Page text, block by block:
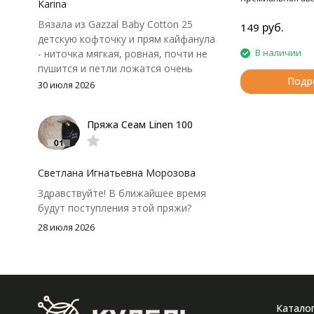
сырья первого
149 руб.
В наличии
Karina
Вязала из Gazzal Baby Cotton 25
детскую кофточку и прям кайфанула
- ниточка мягкая, ровная, почти не
пушится и петли ложатся очень
аккуратно. После стирки полотно
потеряло, цвет тоже не стал
тусклее. Единственный нюанс -
моточки маленькие, расход лучше
чуть-чуть не хватило))
30 июля 2026
Пряжа Сеам Linen 100
Светлана Игнатьевна Морозова
Здравствуйте! В ближайшее время
будут поступления этой пряжи?
28 июля 2026